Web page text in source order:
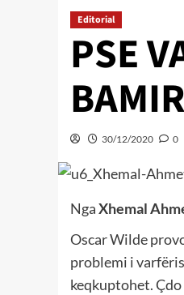
Editorial
PSE
30/12/2020 0
NgaXhemal
Oscar Wilde
problemi i
keqkuptohet.